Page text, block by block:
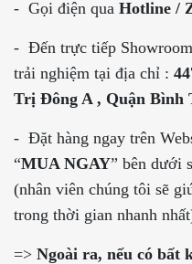
- Gọi điện qua Hotline /
- Đến trực tiếp
trải nghiệm tại địa chỉ :
Trị Đông A , Quận Bình
- Đặt hàng ngay trên
“MUA NGAY” bên dưới
(nhân viên chúng tôi sẽ
trong thời gian nhanh
=> Ngoài ra, nếu có bất